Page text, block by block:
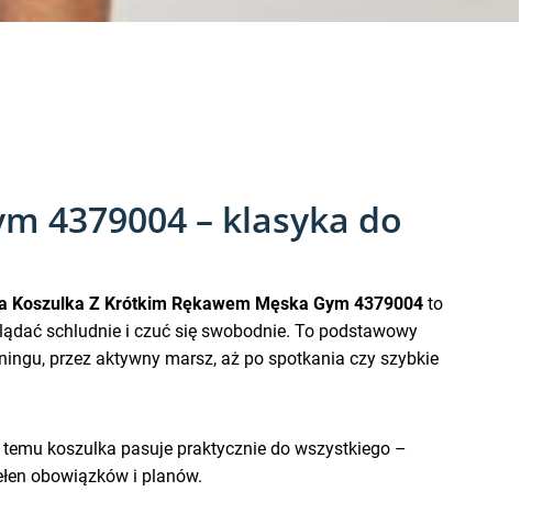
4379004 – klasyka do
Koszulka Z Krótkim Rękawem Męska Gym 4379004 to
schludnie i czuć się swobodnie. To podstawowy
przez aktywny marsz, aż po spotkania czy szybkie
temu koszulka pasuje praktycznie do wszystkiego –
obowiązków i planów.